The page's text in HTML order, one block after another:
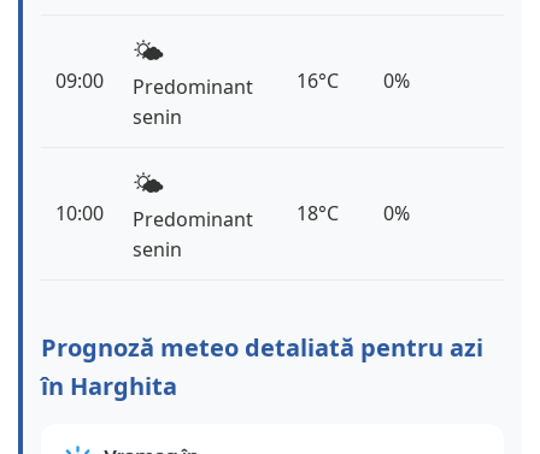
09:00
🌤️
Predominant
senin
16°C 0%
10:00
🌤️
Predominant
senin
18°C 0%
Prognoză meteo detaliată pentru azi
în Harghita